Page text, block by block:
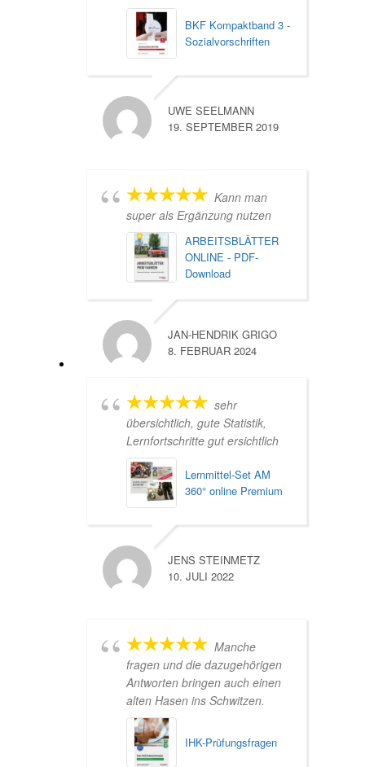
BKF Kompaktband 3 -
Sozialvorschriften
UWE SEELMANN
19. SEPTEMBER 2019
Kann man
super als Ergänzung nutzen
ARBEITSBLÄTTER
ONLINE - PDF-
Download
JAN-HENDRIK GRIGO
8. FEBRUAR 2024
sehr
übersichtlich, gute Statistik,
Lernfortschritte gut ersichtlich
Lernmittel-Set AM
360° online Premium
JENS STEINMETZ
10. JULI 2022
Manche
fragen und die dazugehörigen
Antworten bringen auch einen
alten Hasen ins Schwitzen.
IHK-Prüfungsfragen